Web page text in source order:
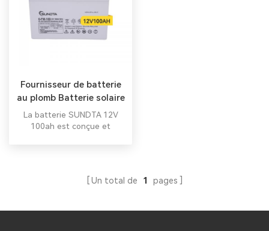
Fournisseur de batterie
au plomb Batterie solaire
12V 100AH
La batterie SUNDTA 12V
100ah est conçue et
maintenant une fiabilité et
Un total de 1 pages